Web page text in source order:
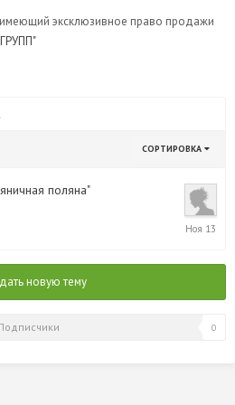
имеющий эксклюзивное право продажи
СОРТИРОВКА
поляна"
8
новую тему
0